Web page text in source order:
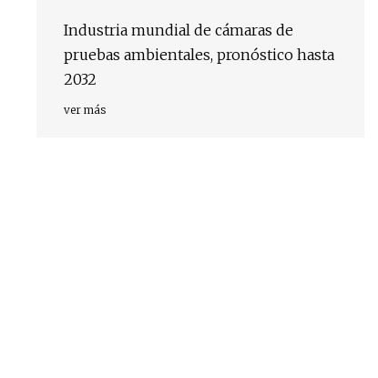
Industria mundial de cámaras de
pruebas ambientales, pronóstico hasta
2032
ver más